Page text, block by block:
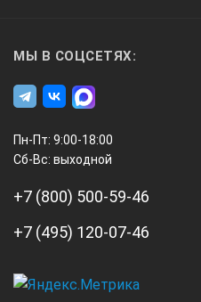
МЫ В СОЦСЕТЯХ:
Пн-Пт: 9:00-18:00
Сб-Вс: выходной
+7 (800) 500-59-46
+7 (495) 120-07-46